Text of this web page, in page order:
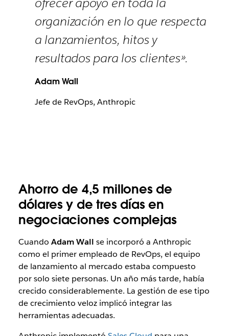
organización en lo que respecta
a lanzamientos, hitos y
resultados para los clientes».
Adam Wall
Jefe de RevOps, Anthropic
Ahorro de 4,5 millones de
dólares y de tres días en
negociaciones complejas
Cuando Adam Wall se incorporó a Anthropic
como el primer empleado de RevOps, el equipo
de lanzamiento al mercado estaba compuesto
por solo siete personas. Un año más tarde, había
crecido considerablemente. La gestión de ese tipo
de crecimiento veloz implicó integrar las
herramientas adecuadas.